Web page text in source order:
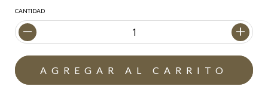
CANTIDAD